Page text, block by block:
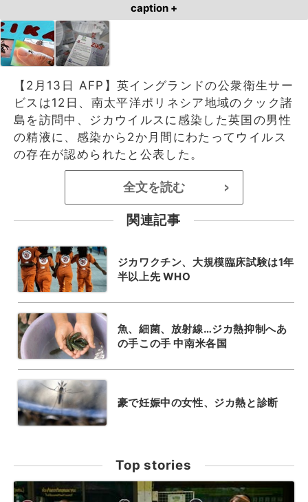
caption +
【2月13日 AFP】英イングランドの公衆衛生サー
ビスは12日、南太平洋ポリネシア地域のクック諸
島を訪問中、ジカウイルスに感染した英国の男性
の精液に、感染から2か月間にわたってウイルス
の存在が認められたと公表した。
全文を読む >
関連記事
ジカワクチン、大規模臨床試験は1年
半以上先 WHO
魚、細菌、放射線…ジカ熱抑制へあ
の手この手 中南米各国
豪で妊娠中の女性、ジカ熱と診断
Top stories